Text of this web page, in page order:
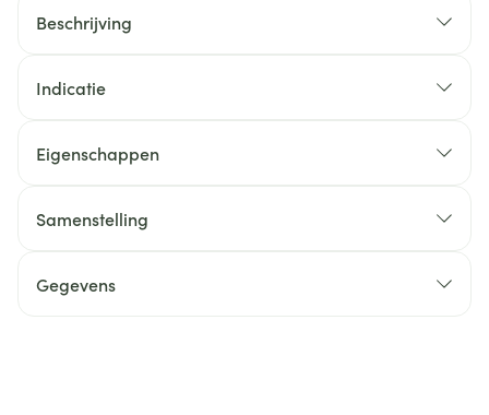
Beschrijving
Indicatie
Eigenschappen
Samenstelling
Gegevens